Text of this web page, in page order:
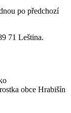
po předchozí
71 Leština.
obce Hrabišín